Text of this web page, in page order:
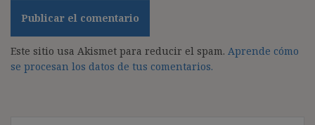
Este sitio usa Akismet para reducir el spam. Aprende cómo
se procesan los datos de tus comentarios.